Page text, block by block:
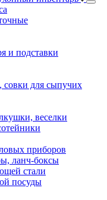
и подставки
совки для сыпучих
веселки
приборов
ланч-боксы
стали
посуды